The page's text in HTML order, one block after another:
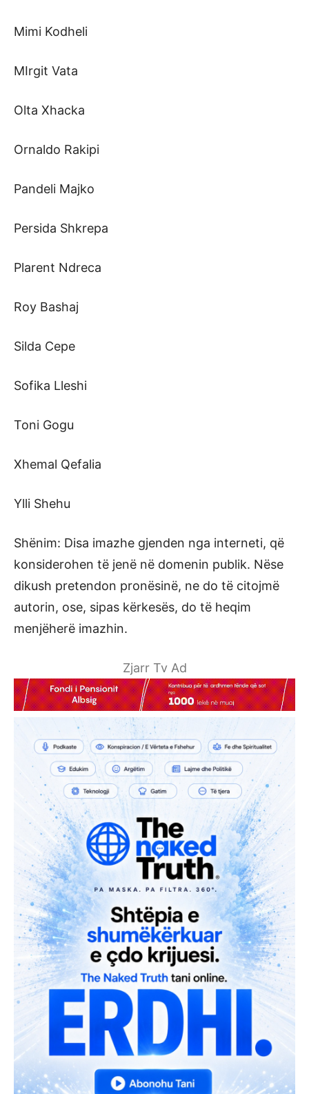
Mimi Kodheli
MIrgit Vata
Olta Xhacka
Ornaldo Rakipi
Pandeli Majko
Persida Shkrepa
Plarent Ndreca
Roy Bashaj
Silda Cepe
Sofika Lleshi
Toni Gogu
Xhemal Qefalia
Ylli Shehu
Shënim: Disa imazhe gjenden nga interneti, që
konsiderohen të jenë në domenin publik. Nëse
dikush pretendon pronësinë, ne do të citojmë
autorin, ose, sipas kërkesës, do të heqim
menjëherë imazhin.
Zjarr Tv Ad